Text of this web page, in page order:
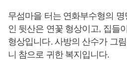
무섬마을 터는 연화부수형의
인 뒷산은 연꽃 형상이고, 집들
형상입니다. 사방의 산수가 그
니 참으로 귀한 복지입니다.